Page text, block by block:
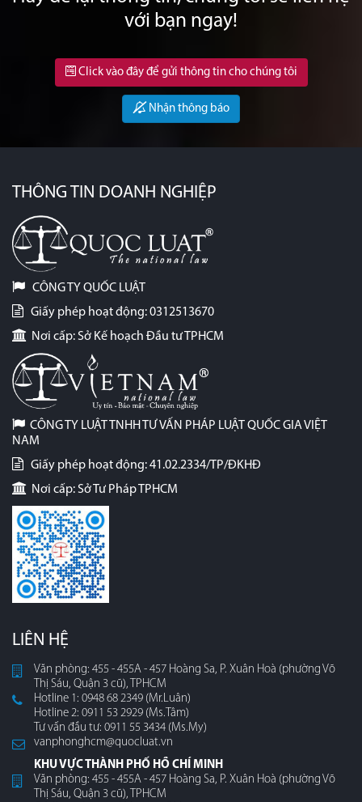
với bạn ngay!
Click vào đây để gửi thông tin cho chúng tôi
Nhận thông báo
THÔNG TIN DOANH NGHIỆP
CÔNG TY QUỐC LUẬT
Giấy phép hoạt động: 0312513670
Nơi cấp: Sở Kế hoạch Đầu tư TPHCM
CÔNG TY LUẬT TNHH TƯ VẤN PHÁP LUẬT QUỐC GIA VIỆT
NAM
Giấy phép hoạt động: 41.02.2334/TP/ĐKHĐ
Nơi cấp: Sở Tư Pháp TPHCM
LIÊN HỆ
Văn phòng: 455 - 455A - 457 Hoàng Sa, P. Xuân Hoà (phường Võ
Thị Sáu, Quận 3 cũ), TPHCM
Hotline 1: 0948 68 2349 (Mr.Luân)
Hotline 2: 0911 53 2929 (Ms.Tâm)
Tư vấn đầu tư: 0911 55 3434 (Ms.My)
vanphonghcm@quocluat.vn
KHU VỰC THÀNH PHỐ HỒ CHÍ MINH
Văn phòng: 455 - 455A - 457 Hoàng Sa, P. Xuân Hoà (phường Võ
Thị Sáu, Quận 3 cũ), TPHCM